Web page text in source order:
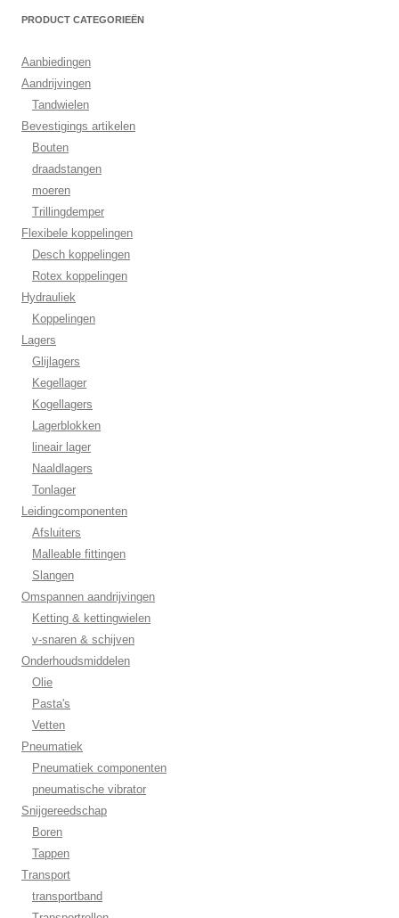
PRODUCT CATEGORIEËN
Aanbiedingen
Aandrijvingen
Tandwielen
Bevestigings artikelen
Bouten
draadstangen
moeren
Trillingdemper
Flexibele koppelingen
Desch koppelingen
Rotex koppelingen
Hydrauliek
Koppelingen
Lagers
Glijlagers
Kegellager
Kogellagers
Lagerblokken
lineair lager
Naaldlagers
Tonlager
Leidingcomponenten
Afsluiters
Malleable fittingen
Slangen
Omspannen aandrijvingen
Ketting & kettingwielen
v-snaren & schijven
Onderhoudsmiddelen
Olie
Pasta's
Vetten
Pneumatiek
Pneumatiek componenten
pneumatische vibrator
Snijgereedschap
Boren
Tappen
Transport
transportband